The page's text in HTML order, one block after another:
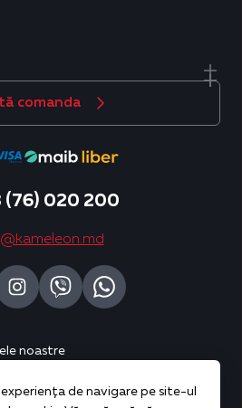
noastre
Abonează-te
comanda
(76) 020 200
de navigare pe site-ul